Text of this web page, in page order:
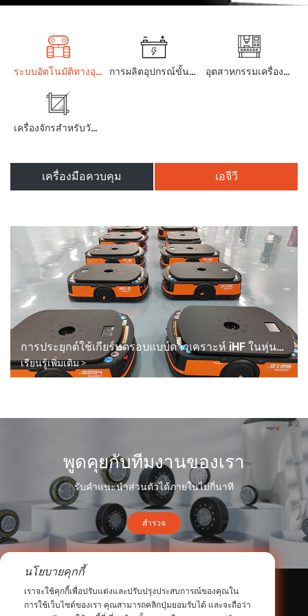
ระบบอัตโนมัติทางอุตสาหกรรมและหุ่นยนต์ การผลิตอุปกรณ์ขั้นสูง อุตสาหกรรมเครื่องมือกล
เครื่องจักรสำหรับวัตถุประสงค์พิเศษ
เครื่องมือควบคุม เอจีวี
การประยุกต์ใช้เกียร์ทดรอบแบบดาวเคราะห์ iHF ในหุ่นยนต์ AGV
เรียนรู้เพิ่มเติม >
พูดคุยกับทีมงานของเรา
รับคำแนะนำส่วนตัวได้ภายในไม่กี่นาที
สำรวจ
ติดต่อเรา
นโยบายคุกกี้
เราจะใช้คุกกี้เพื่อปรับแต่งและปรับปรุงประสบการณ์ของคุณใน
การใช้เว็บไซต์ของเรา คุณสามารถคลิกปุ่มยอมรับได้ และจะถือว่า